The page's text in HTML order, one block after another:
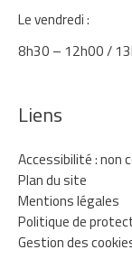
Le vendredi :
8h30 – 12h00 /
Liens
Accessibilité : non
Plan du site
Mentions légales
Politique de
Gestion des